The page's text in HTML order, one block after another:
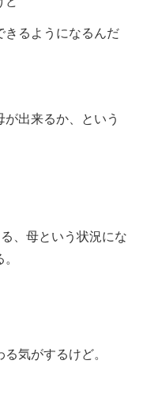
るようになるんだ
出来るか、という
、母という状況にな
気がするけど。